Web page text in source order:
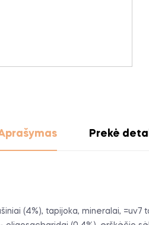
Prekė
(4%), tapijoka, mineralai,